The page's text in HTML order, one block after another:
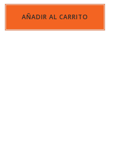
AÑADIR AL CARRITO